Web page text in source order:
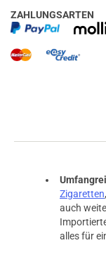
ZAHLUNGSARTEN
Zigaretten,
auch
alles für